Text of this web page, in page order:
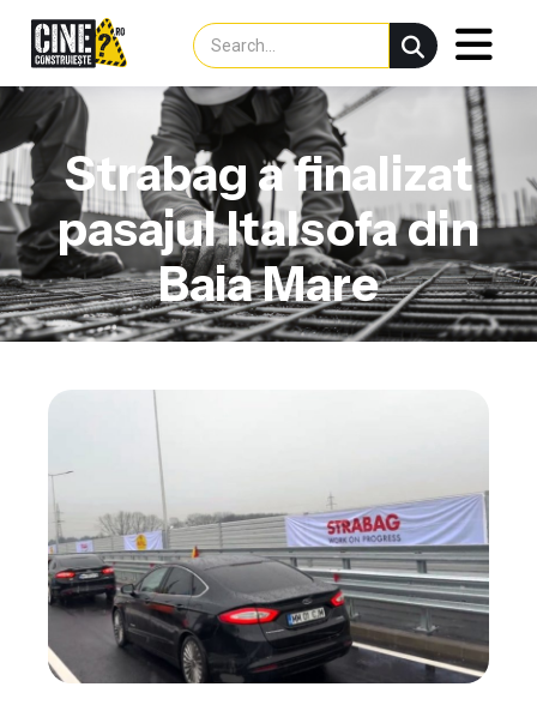
Strabag a finalizat
pasajul Italsofa din
Baia Mare